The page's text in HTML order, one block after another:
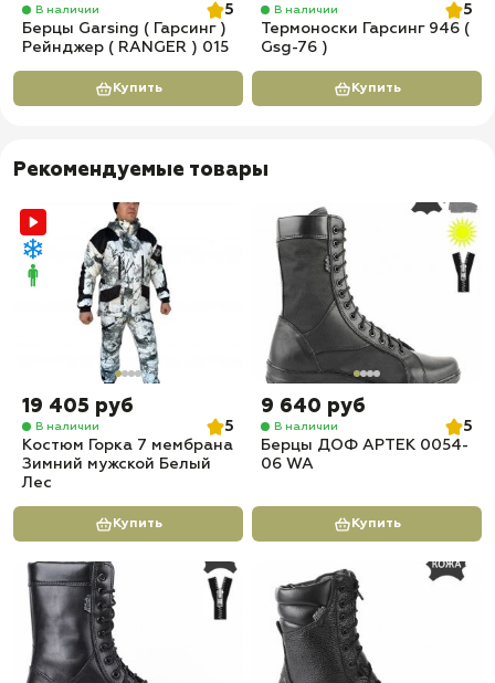
В наличии
5
Берцы Garsing ( Гарсинг )
Рейнджер ( RANGER ) 015
Купить
В наличии
5
Термоноски Гарсинг 946 (
Gsg-76 )
Купить
Рекомендуемые товары
19 405 руб
В наличии
5
Костюм Горка 7 мембрана
Зимний мужской Белый
Лес
Купить
9 640 руб
В наличии
5
Берцы ДОФ АРТЕК 0054-
06 WA
Купить